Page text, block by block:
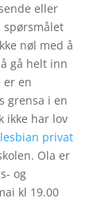
eller
spørsmålet
nøl med å
gå helt inn
er en
grensa i en
ikke har lov
privat
Ola er
og
kl 19.00